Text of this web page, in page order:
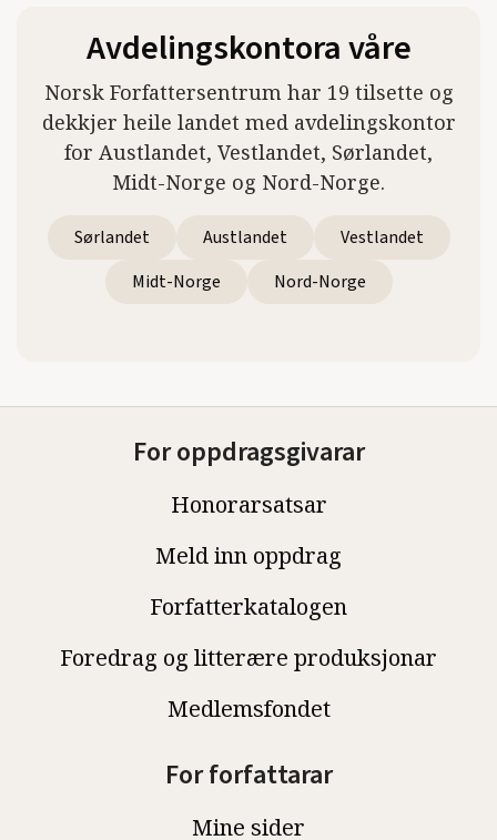
Avdelingskontora våre
Norsk Forfattersentrum har 19 tilsette og
dekkjer heile landet med avdelingskontor
for Austlandet, Vestlandet, Sørlandet,
Midt-Norge og Nord-Norge.
Sørlandet Austlandet
Vestlandet
Midt-Norge
Nord-Norge
For oppdragsgivarar
Honorarsatsar
Meld inn oppdrag
Forfatterkatalogen
Foredrag og litterære produksjonar
Medlemsfondet
For forfattarar
Mine sider